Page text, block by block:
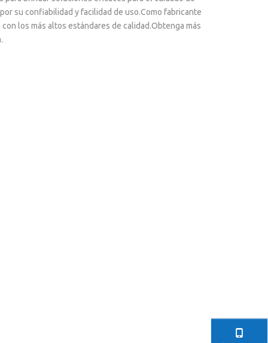
su confiabilidad y facilidad de uso.Como fabricante
los más altos estándares de calidad.Obtenga más